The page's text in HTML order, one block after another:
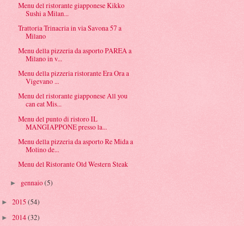
Menu del ristorante giapponese Kikko
Sushi a Milan...
Trattoria Trinacria in via Savona 57 a
Milano
Menu della pizzeria da asporto PAREA a
Milano in v...
Menu della pizzeria ristorante Era Ora a
Vigevano ...
Menu del ristorante giapponese All you
can eat Mis...
Menu del punto di ristoro IL
MANGIAPPONE presso la...
Menu della pizzeria da asporto Re Mida a
Molino de...
Menu del Ristorante Old Western Steak
► gennaio(5)
► 2015 (54)
► 2014(32)